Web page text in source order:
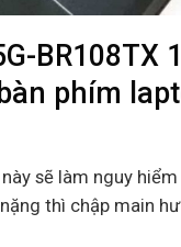
BR108TX
phím
sẽ làm nguy
thì chập main